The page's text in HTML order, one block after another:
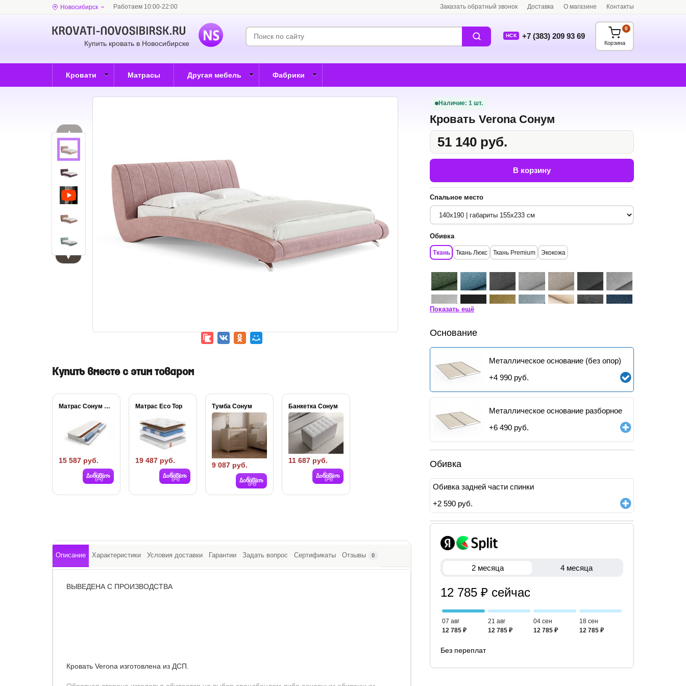
Новосибирск Работаем 10:00-22:00 Заказать обратный звонок Доставка О магазине Контакты
Купить кровать в Новосибирске
НСК +7 (383) 209 93 69
Корзина
0
Кровати Матрасы Другая мебель Фабрики
▲
▼
Наличие: 1 шт.
Кровать Verona Сонум
51 140 руб.
В корзину
Спальное место
Обивка
Ткань Ткань Люкс Ткань Premium Экокожа
Показать ещё
Основание
Металлическое основание (без опор)
+4 990 руб.
Металлическое основание разборное
+6 490 руб.
Обивка
Обивка задней части спинки
+2 590 руб.
2 месяца 4 месяца
12 785 ₽ сейчас
07 авг
12 785 ₽
21 авг
12 785 ₽
04 сен
12 785 ₽
18 сен
12 785 ₽
Без переплат
Купить вместе с этим товаром
Матрас Сонум Balance...
15 587 руб.
Добавить
Матрас Eco Top
19 487 руб.
Добавить
Тумба Сонум
9 087 руб.
Добавить
Банкетка Сонум
11 687 руб.
Добавить
Описание Характеристики Условия доставки Гарантии Задать вопрос Сертификаты Отзывы 0
ВЫВЕДЕНА С ПРОИЗВОДСТВА
Кровать Verona изготовлена из ДСП.